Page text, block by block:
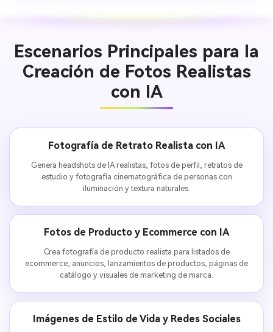
Escenarios Principales para la
Creación de Fotos Realistas
con IA
Fotografía de Retrato Realista con IA
Genera headshots de IA realistas, fotos de perfil, retratos de
estudio y fotografía cinematográfica de personas con
iluminación y textura naturales.
Fotos de Producto y Ecommerce con IA
Crea fotografía de producto realista para listados de
ecommerce, anuncios, lanzamientos de productos, páginas de
catálogo y visuales de marketing de marca.
Imágenes de Estilo de Vida y Redes Sociales